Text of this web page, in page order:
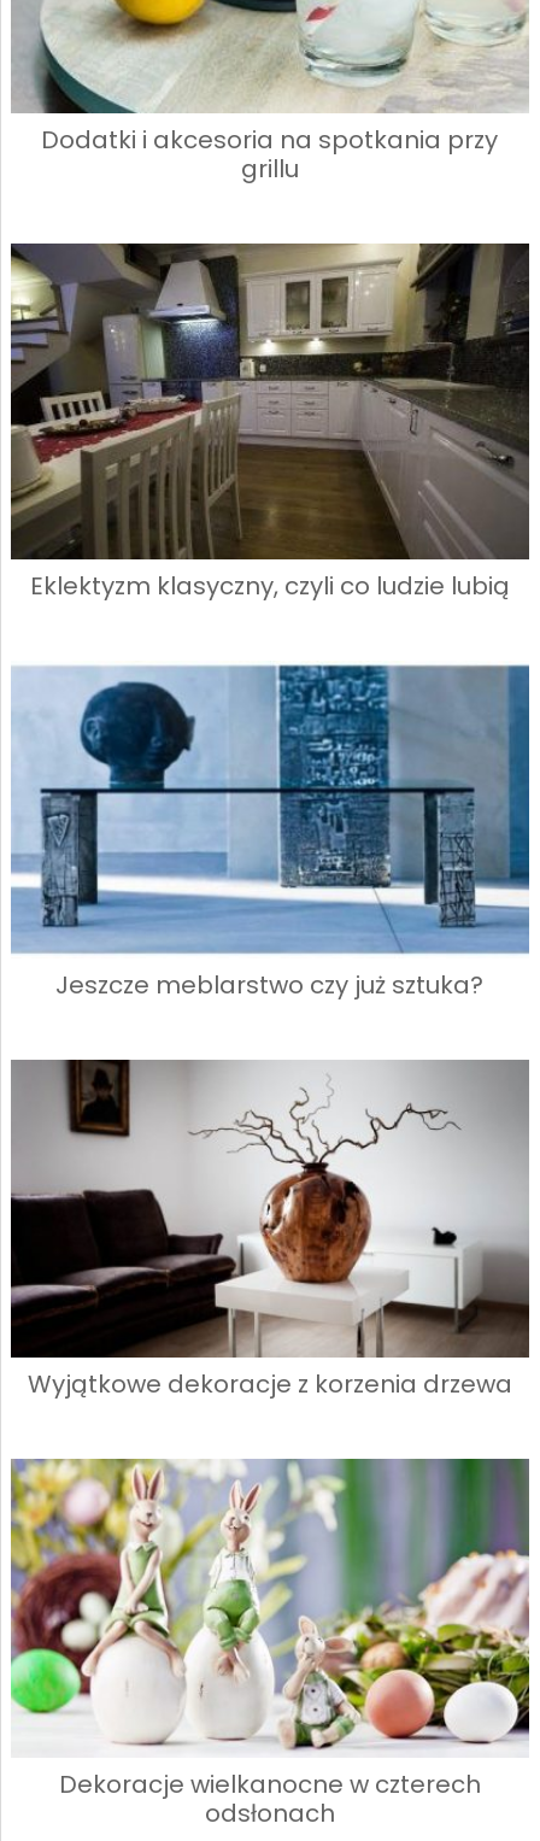
Dodatki i akcesoria na spotkania przy
grillu
Eklektyzm klasyczny, czyli co ludzie lubią
Jeszcze meblarstwo czy już sztuka?
Wyjątkowe dekoracje z korzenia drzewa
Dekoracje wielkanocne w czterech
odsłonach